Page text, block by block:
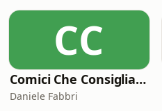
CC
Comici Che Consigliano Cose
Daniele Fabbri